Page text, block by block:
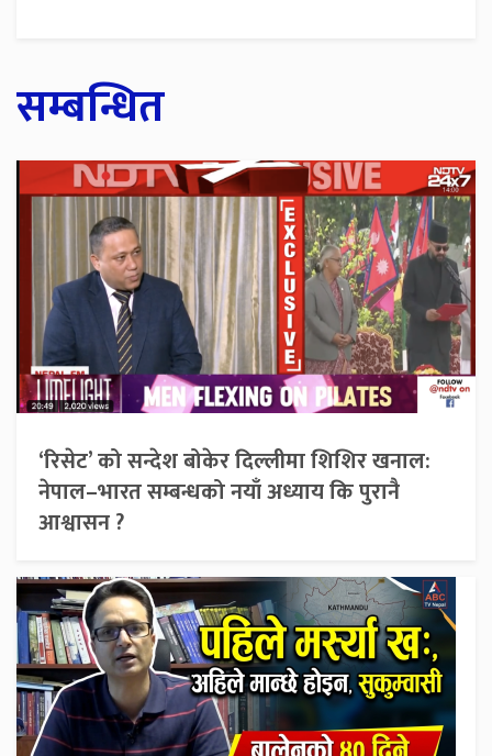
सम्बन्धित
‘रिसेट’ को सन्देश बोकेर दिल्लीमा शिशिर खनाल:
नेपाल–भारत सम्बन्धको नयाँ अध्याय कि पुरानै
आश्वासन ?